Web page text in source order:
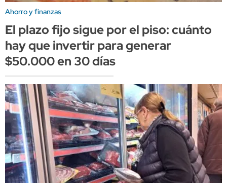
Ahorro y finanzas
El plazo fijo sigue por el piso: cuánto
hay que invertir para generar
$50.000 en 30 días